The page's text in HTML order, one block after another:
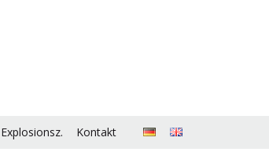
Explosionsz. Kontakt